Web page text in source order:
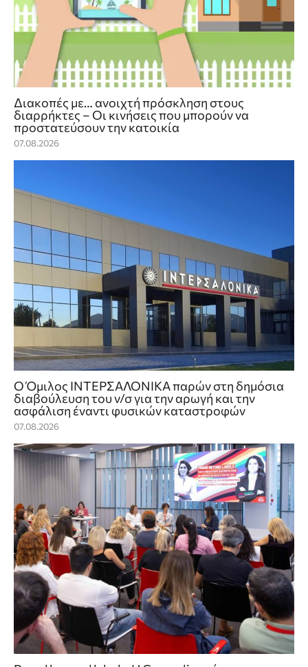
Διακοπές με… ανοιχτή πρόσκληση στους
διαρρήκτες – Οι κινήσεις που μπορούν να
προστατεύσουν την κατοικία
07.08.2026
Ο Όμιλος ΙΝΤΕΡΣΑΛΟΝΙΚΑ παρών στη δημόσια
διαβούλευση του ν/σ για την αρωγή και την
ασφάλιση έναντι φυσικών καταστροφών
07.08.2026